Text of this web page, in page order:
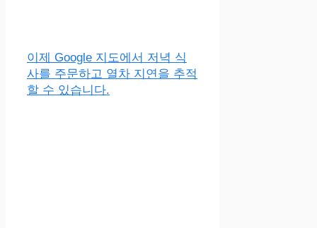
이제 Google 지도에서 저녁 식
사를 주문하고 열차 지연을 추적
할 수 있습니다.